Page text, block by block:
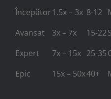
Începător 1.5x – 3x 8-12
Avansat
3x – 7x 15-22
Expert
7x – 15x 25-35
Epic
15x – 50x40+